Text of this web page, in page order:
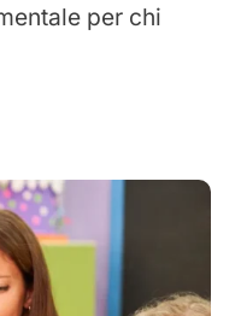
per chi